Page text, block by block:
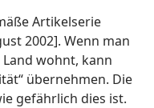
Artikelserie
2002]. Wenn man
wohnt, kann
übernehmen. Die
gefährlich dies ist.